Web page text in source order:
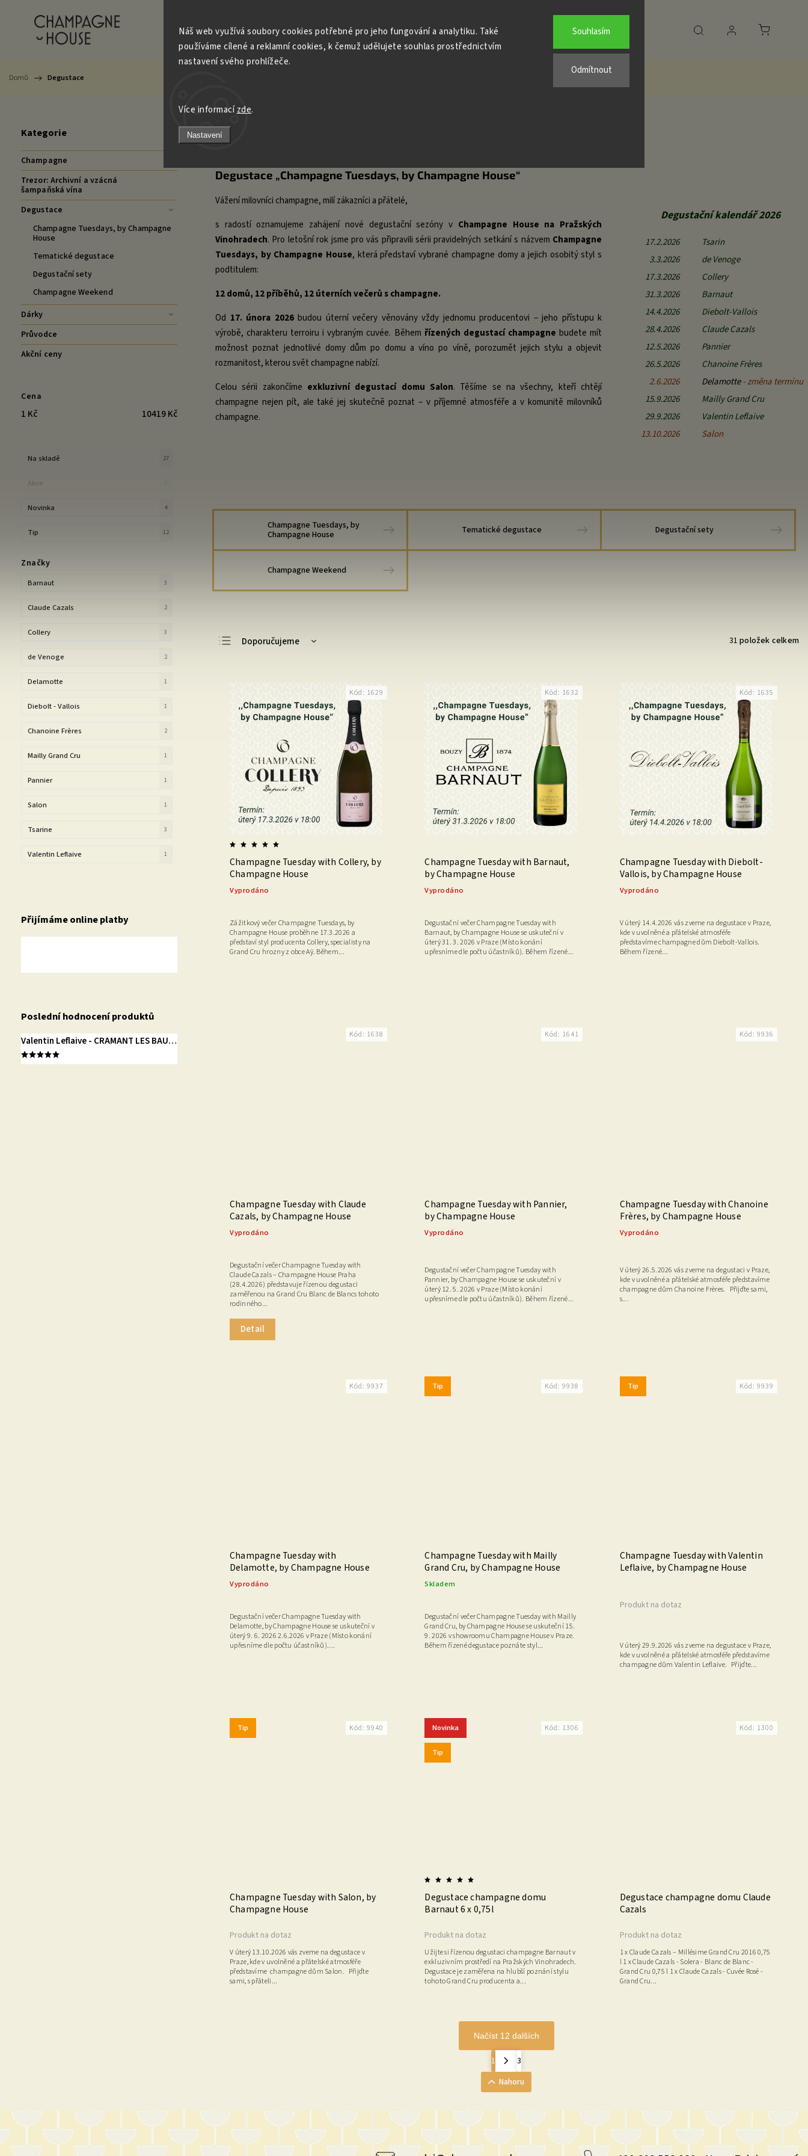
Náš web využívá soubory cookies potřebné pro jeho fungování a analytiku. Také
používáme cílené a reklamní cookies, k čemuž udělujete souhlas prostřednictvím
nastavení svého prohlížeče.
Více informacízde.
Nastavení
Odmítnout
Souhlasím
Champagne Trezor: Archivní a vzácná šampaňská vína Degustace Průvodce Pro firmy Poptávka
Domů / Degustace
Kategorie
Champagne
Trezor: Archivní a vzácná
šampaňská vína
Degustace
Champagne Tuesdays, by Champagne
House
Tematické degustace
Degustační sety
Champagne Weekend
Dárky
Průvodce
Akční ceny
Cena
1 Kč 10419Kč
Na skladě 27
Akce
Novinka 4
Tip 12
Značky
Barnaut 3
Claude Cazals 2
Collery 3
de Venoge 2
Delamotte 1
Diebolt - Vallois 1
Chanoine Frères 2
Mailly Grand Cru 1
Pannier 1
Salon 1
Tsarine 3
Valentin Leflaive 1
Přijímáme online platby
Poslední hodnocení produktů
Valentin Leflaive - CRAMANT LES BAUVES I 20 I 5.0 - Grand Cru - Blanc de Blancs - Extra Brut 0,75 l
Degustace
Degustace „Champagne Tuesdays, by Champagne House“
Vážení milovníci champagne, milí zákazníci a přátelé,
s radostí oznamujeme zahájení nové degustační sezóny v Champagne House na Pražských
Vinohradech. Pro letošní rok jsme pro vás připravili sérii pravidelných setkání s názvem Champagne
Tuesdays, by Champagne House, která představí vybrané champagne domy a jejich osobitý styl s
podtitulem:
12 domů, 12 příběhů, 12 úterních večerů s champagne.
Od 17. února 2026budou úterní večery věnovány vždy jednomu producentovi – jeho přístupu k
výrobě, charakteru terroiru i vybraným cuvée. Během řízených degustací champagne budete mít
možnost poznat jednotlivé domy dům po domu a víno po víně, porozumět jejich stylu a objevit
rozmanitost, kterou svět champagne nabízí.
Celou sérii zakončíme exkluzivní degustací domu Salon. Těšíme se na všechny, kteří chtějí
champagne nejen pít, ale také jej skutečně poznat – v příjemné atmosféře a v komunitě milovníků
champagne.
Degustační kalendář 2026
17.2.2026
Tsarin
3.3.2026
de Venoge
17.3.2026
Collery
31.3.2026
Barnaut
14.4.2026
Diebolt‑Vallois
28.4.2026
Claude Cazals
12.5.2026
Pannier
26.5.2026
Chanoine Frères
2.6.2026
Delamotte- změna termínu
15.9.2026
Mailly Grand Cru
29.9.2026
Valentin Leflaive
13.10.2026
Salon
Champagne Tuesdays, by
Champagne House
Tematické degustace Degustační sety
Champagne Weekend
Doporučujeme
Nejprodávanější
Abecedně
31 položek celkem
Champagne Tuesday with Collery, by
Champagne House
Vyprodáno
Zážitkový večer Champagne Tuesdays, by
Champagne House proběhne 17.3.2026 a
představí styl producenta Collery, specialisty na
Grand Cru hrozny z obce Aÿ. Během...
Kód: 1629
Champagne Tuesday with Barnaut,
by Champagne House
Vyprodáno
Degustační večer Champagne Tuesday with
Barnaut, by Champagne House se uskuteční v
úterý 31. 3. 2026 v Praze (Místo konání
upřesníme dle počtu účastníků). Během řízené...
Kód: 1632
Champagne Tuesday with Diebolt-
Vallois, by Champagne House
Vyprodáno
V úterý 14.4.2026 vás zveme na degustace v Praze,
kde v uvolněné a přátelské atmosféře
představíme champagne dům Diebolt-Vallois.
Během řízené...
Kód: 1635
Champagne Tuesday with Claude
Cazals, by Champagne House
Vyprodáno
Detail
Degustační večer Champagne Tuesday with
Claude Cazals – Champagne House Praha
(28.4.2026) představuje řízenou degustaci
zaměřenou na Grand Cru Blanc de Blancs tohoto
rodinného...
Kód: 1638
Champagne Tuesday with Pannier,
by Champagne House
Vyprodáno
Degustační večer Champagne Tuesday with
Pannier, by Champagne House se uskuteční v
úterý 12. 5. 2026 v Praze (Místo konání
upřesníme dle počtu účastníků). Během řízené...
Kód: 1641
Champagne Tuesday with Chanoine
Frères, by Champagne House
Vyprodáno
V úterý 26.5.2026 vás zveme na degustaci v Praze,
kde v uvolněné a přátelské atmosféře představíme
champagne dům Chanoine Frères. Přijďte sami,
s...
Kód: 9936
Champagne Tuesday with
Delamotte, by Champagne House
Vyprodáno
Degustační večer Champagne Tuesday with
Delamotte, by Champagne House se uskuteční v
úterý 9. 6. 2026 2.6.2026 v Praze (Místo konání
upřesníme dle počtu účastníků)....
Kód:9937 Tip
Champagne Tuesday with Mailly
Grand Cru, by Champagne House
Skladem
Degustační večer Champagne Tuesday with Mailly
Grand Cru, by Champagne House se uskuteční 15.
9. 2026 v showroomu Champagne House v Praze.
Během řízené degustace poznáte styl...
Kód: 9938 Tip
Champagne Tuesday with Valentin
Leflaive, by Champagne House
Produkt na dotaz
V úterý 29.9.2026 vás zveme na degustace v Praze,
kde v uvolněné a přátelské atmosféře představíme
champagne dům Valentin Leflaive. Přijďte...
Kód: 9939
Tip
Champagne Tuesday with Salon, by
Champagne House
Produkt na dotaz
V úterý 13.10.2026 vás zveme na degustace v
Praze, kde v uvolněné a přátelské atmosféře
představíme champagne dům Salon. Přijďte
sami, s přáteli...
Kód:9940 Novinka
Tip
Degustace champagne domu
Barnaut 6 x 0,75l
Produkt na dotaz
Užijte si řízenou degustaci champagne Barnaut v
exkluzivním prostředí na Pražských Vinohradech.
Degustace je zaměřena na hlubší poznání stylu
tohoto Grand Cru producenta a...
Kód: 1306
Degustace champagne domu Claude
Cazals
Produkt na dotaz
1 x Claude Cazals – Millésime Grand Cru 2016 0,75
l 1 x Claude Cazals - Solera - Blanc de Blanc -
Grand Cru 0,75 l 1 x Claude Cazals - Cuvée Rosé -
Grand Cru...
Kód: 1300
Načíst 12 dalších
1
3
Nahoru